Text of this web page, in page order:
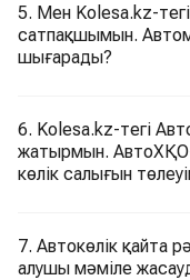
5. Мен Kolesa.kz-
сатпақшымын.
шығарады?
6. Kolesa.kz-тегі
жатырмын.
көлік салығын
7. Автокөлік қайта
алушы мәміле